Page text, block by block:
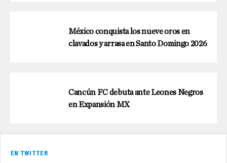
México conquista los nueve oros en
clavados y arrasa en Santo Domingo 2026
Cancún FC debuta ante Leones Negros
en Expansión MX
EN TWITTER